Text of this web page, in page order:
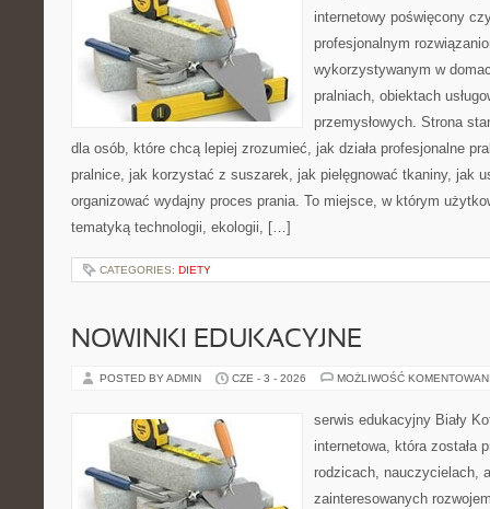
internetowy poświęcony
profesjonalnym
wykorzystywanym w
pralniach, obiektach
przemysłowych. Strona
dla osób, które chcą lepiej zrozumieć, jak działa profesjonalne
pralnice, jak korzystać z suszarek, jak pielęgnować tkaniny, jak
organizować wydajny proces prania. To miejsce, w którym
tematyką technologii, ekologii, […]
CATEGORIES: DIETY
NOWINKI EDUKACYJNE
POSTED BY ADMIN CZE - 3 - 2026 MOŻLIWOŚĆ
serwis edukacyjny Biały
internetowa, która została
rodzicach, nauczycielach,
zainteresowanych